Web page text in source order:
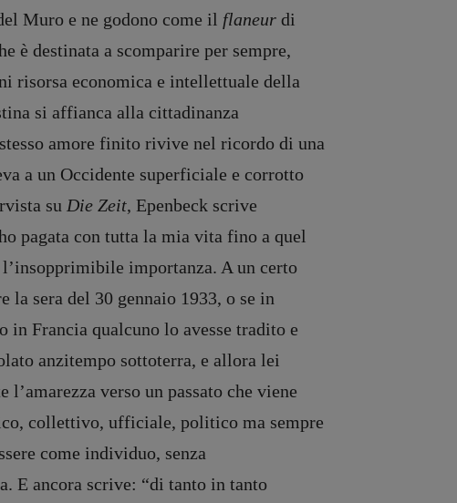
Muro e ne godono come il flaneur di
è destinata a scomparire per sempre,
risorsa economica e intellettuale della
si affianca alla cittadinanza
amore finito rivive nel ricordo di una
a un Occidente superficiale e corrotto
su Die Zeit, Epenbeck scrive
pagata con tutta la mia vita fino a quel
importanza. A un certo
sera del 30 gennaio 1933, o se in
in Francia qualcuno lo avesse tradito e
anzitempo sottoterra, e allora lei
verso un passato che viene
collettivo, ufficiale, politico ma sempre
come individuo, senza
E ancora scrive: “di tanto in tanto